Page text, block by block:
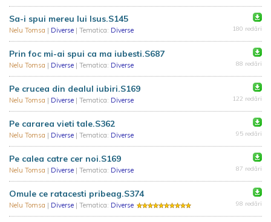
Sa-i spui mereu lui Isus.S145
Nelu Tomsa | Diverse | Tematica: Diverse 180 redări
Prin foc mi-ai spui ca ma iubesti.S687
Nelu Tomsa | Diverse | Tematica: Diverse 88 redări
Pe crucea din dealul iubiri.S169
Nelu Tomsa | Diverse | Tematica: Diverse 122 redări
Pe cararea vieti tale.S362
Nelu Tomsa | Diverse | Tematica: Diverse 95 redări
Pe calea catre cer noi.S169
Nelu Tomsa | Diverse | Tematica: Diverse 87 redări
Omule ce ratacesti pribeag.S374
Nelu Tomsa | Diverse | Tematica: Diverse 98 redări